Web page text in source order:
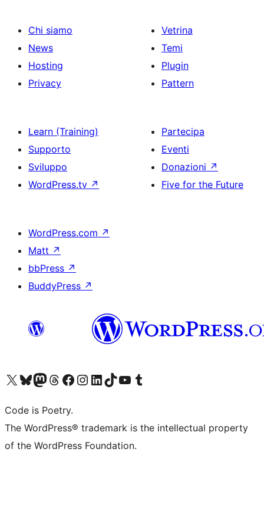
Chi siamo
News
Hosting
Privacy
Vetrina
Temi
Plugin
Pattern
Learn (Training)
Supporto
Sviluppo
WordPress.tv ↗
Partecipa
Eventi
Donazioni ↗
Five for the Future
WordPress.com ↗
Matt ↗
bbPress ↗
BuddyPress ↗
Visita il nostro account X (ex Twitter)
Visita il nostro account Bluesky
Visita il nostro account Mastodon
Visita il nostro account Threads
Visita la nostra pagina Facebook
Visita il nostro account Instagram
Visita il nostro account LinkedIn
Visita il nostro account TikTok
Visita il nostro canale YouTube
Visita il nostro account Tumblr
Code is Poetry.
The WordPress® trademark is the intellectual property
of the WordPress Foundation.